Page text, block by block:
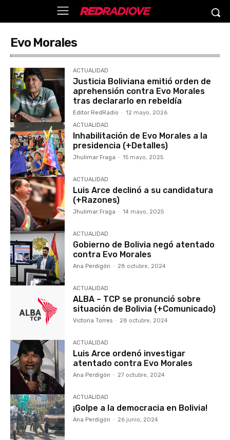
Evo Morales
ACTUALIDAD
Justicia Boliviana emitió orden de
aprehensión contra Evo Morales
tras declararlo en rebeldía
Editor RedRadio - 12 mayo, 2026
ACTUALIDAD
Inhabilitación de Evo Morales a la
presidencia (+Detalles)
Jhulimar Fraga - 15 mayo, 2025
ACTUALIDAD
Luis Arce declinó a su candidatura
(+Razones)
Jhulimar Fraga - 14 mayo, 2025
ACTUALIDAD
Gobierno de Bolivia negó atentado
contra Evo Morales
Ana Perdigón - 28 octubre, 2024
ACTUALIDAD
ALBA – TCP se pronunció sobre
situación de Bolivia (+Comunicado)
Victoria Torres - 28 octubre, 2024
ACTUALIDAD
Luis Arce ordenó investigar
atentado contra Evo Morales
Ana Perdigón - 27 octubre, 2024
ACTUALIDAD
¡Golpe a la democracia en Bolivia!
Ana Perdigón - 26 junio, 2024